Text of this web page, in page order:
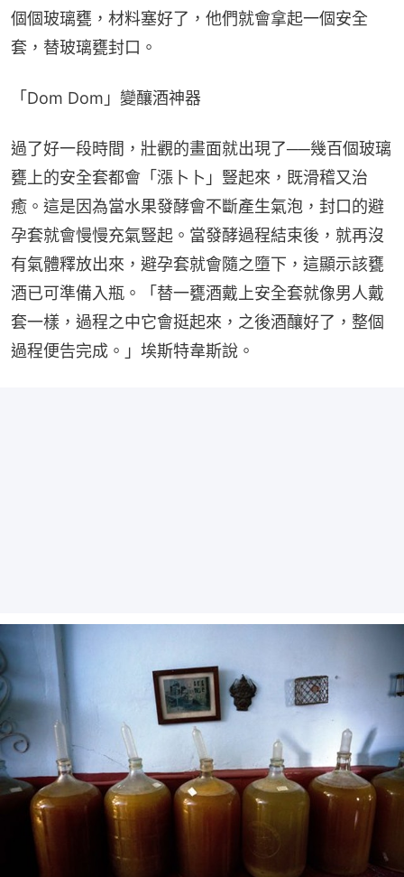
個個玻璃甕，材料塞好了，他們就會拿起一個安全
套，替玻璃甕封口。
「Dom Dom」變釀酒神器
過了好一段時間，壯觀的畫面就出現了──幾百個玻璃
甕上的安全套都會「漲卜卜」豎起來，既滑稽又治
癒。這是因為當水果發酵會不斷產生氣泡，封口的避
孕套就會慢慢充氣豎起。當發酵過程結束後，就再沒
有氣體釋放出來，避孕套就會隨之墮下，這顯示該甕
酒已可準備入瓶。「替一甕酒戴上安全套就像男人戴
套一樣，過程之中它會挺起來，之後酒釀好了，整個
過程便告完成。」埃斯特韋斯說。